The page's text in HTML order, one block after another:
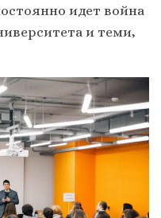
идет война
и теми,